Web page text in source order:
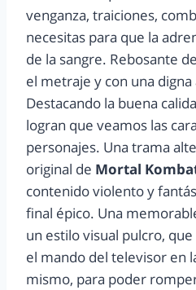
venganza, traiciones,
necesitas para que la
de la sangre. Rebosante
el metraje y con una
Destacando la buena
logran que veamos las
personajes. Una trama
original de Mortal
contenido violento y
final épico. Una
un estilo visual pulcro,
el mando del televisor en
mismo, para poder